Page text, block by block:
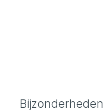
Bijzonderheden